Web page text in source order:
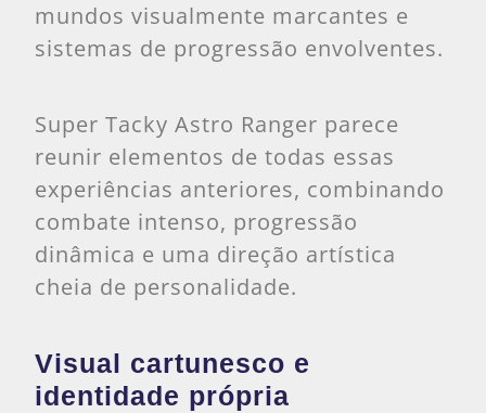
mundos visualmente marcantes e
sistemas de progressão envolventes.
Super Tacky Astro Ranger parece
reunir elementos de todas essas
experiências anteriores, combinando
combate intenso, progressão
dinâmica e uma direção artística
cheia de personalidade.
Visual cartunesco e
identidade própria